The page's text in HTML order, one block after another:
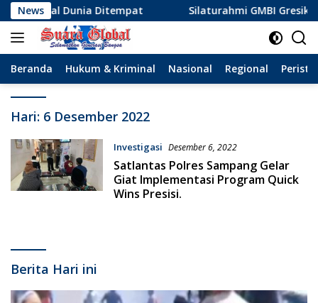
Langsung
ke
konten
NewsDunia Ditempat Silaturahmi GMBI Gresik
Beranda Hukum & Kriminal Nasional Regional
Hari: 6 Desember 2022
Investigasi Desember 6, 2022
Satlantas Polres Sampang Gelar
Giat Implementasi Program Quick
Wins Presisi.
Berita Hari ini